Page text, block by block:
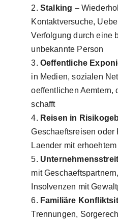
Stalking –
Kontaktversuche,
Verfolgung durch eine
unbekannte Person
Oeffentliche
in Medien, sozialen
oeffentlichen Aemtern,
schafft
Reisen in
Geschaeftsreisen oder
Laender mit
mit
Insolvenzen mit
Familiäre
Trennungen,